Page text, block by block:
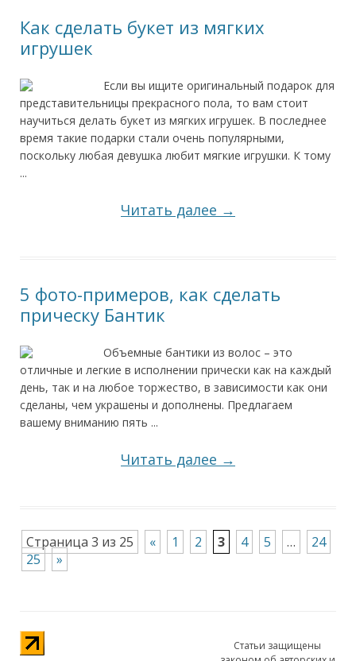
Как сделать букет из мягких
игрушек
Если вы ищите оригинальный подарок для
представительницы прекрасного пола, то вам стоит
научиться делать букет из мягких игрушек. В последнее
время такие подарки стали очень популярными,
поскольку любая девушка любит мягкие игрушки. К тому
...
Читать далее →
5 фото-примеров, как сделать
прическу Бантик
Объемные бантики из волос – это
отличные и легкие в исполнении прически как на каждый
день, так и на любое торжество, в зависимости как они
сделаны, чем украшены и дополнены. Предлагаем
вашему вниманию пять ...
Читать далее →
Страница 3 из 25 « 1 2 3 4 5 …
24
25
»
Статьи защищены